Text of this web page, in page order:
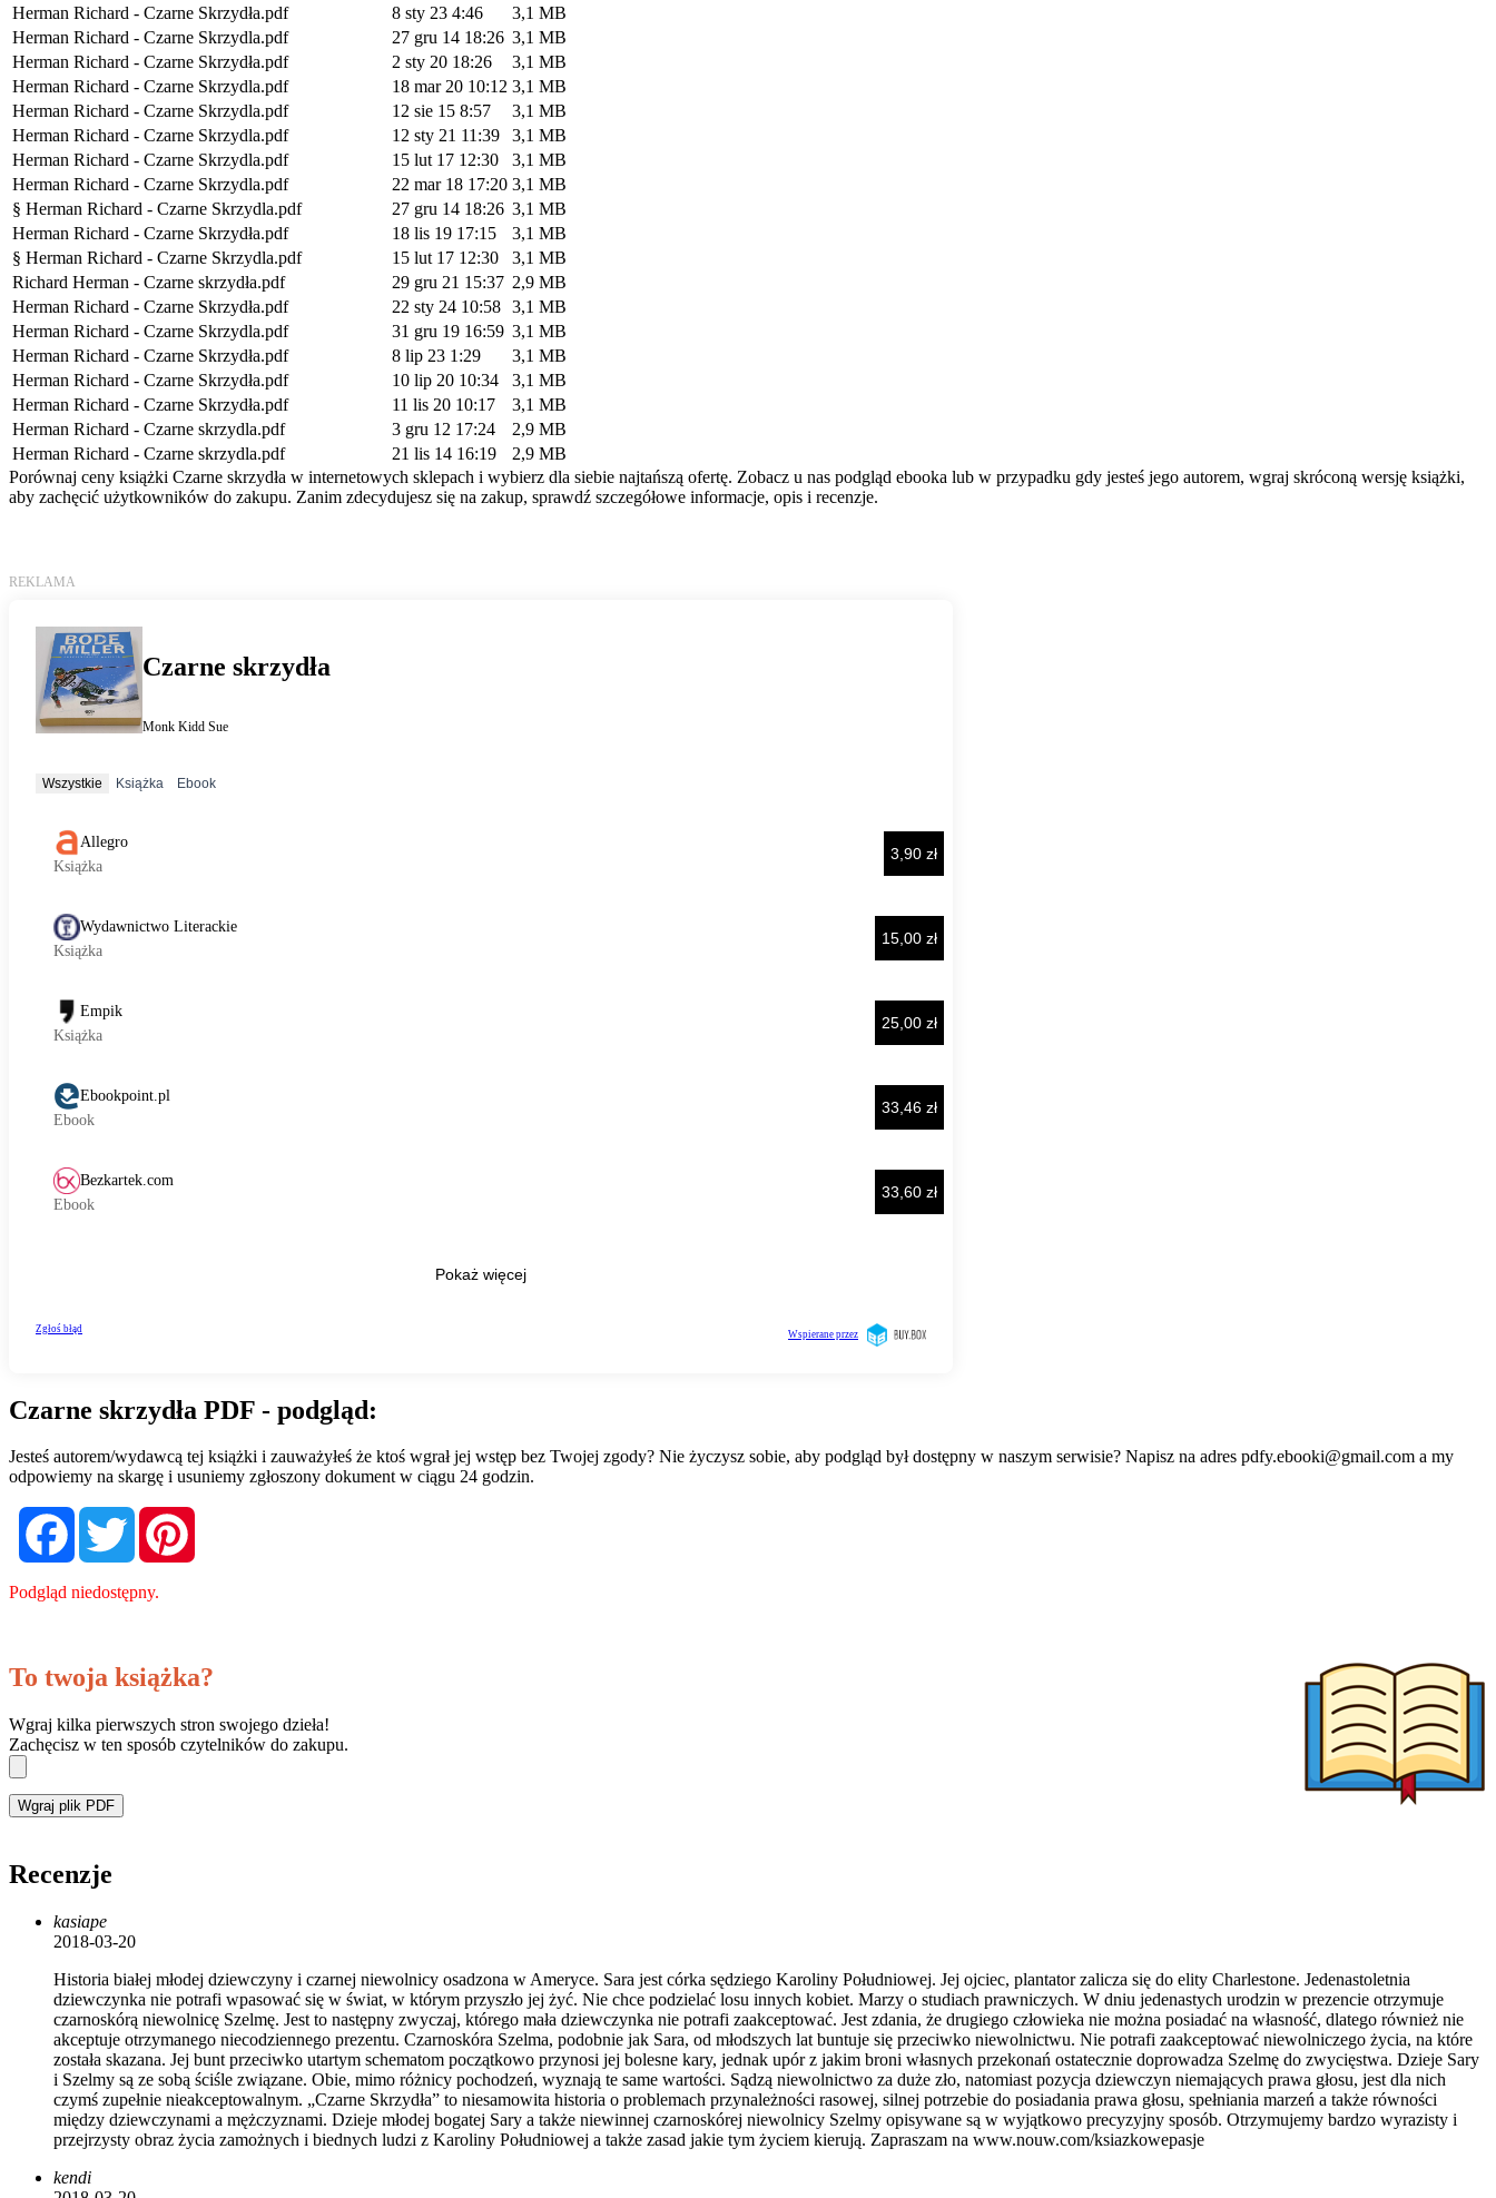
Herman Richard - Czarne Skrzydła.pdf
8 sty 23 4:46
3,1 MB
Herman Richard - Czarne Skrzydla.pdf
27 gru 14 18:26 3,1 MB
Herman Richard - Czarne Skrzydła.pdf
2 sty 20 18:26
3,1 MB
Herman Richard - Czarne Skrzydla.pdf
18 mar 20 10:12 3,1 MB
Herman Richard - Czarne Skrzydla.pdf
12 sie 15 8:57
3,1 MB
Herman Richard - Czarne Skrzydla.pdf
12 sty 21 11:39
3,1 MB
Herman Richard - Czarne Skrzydla.pdf
15 lut 17 12:30
3,1 MB
Herman Richard - Czarne Skrzydla.pdf
22 mar 18 17:20 3,1 MB
§ Herman Richard - Czarne Skrzydla.pdf
27 gru 14 18:26 3,1 MB
Herman Richard - Czarne Skrzydła.pdf
18 lis 19 17:15
3,1 MB
§ Herman Richard - Czarne Skrzydla.pdf
15 lut 17 12:30
3,1 MB
Richard Herman - Czarne skrzydła.pdf
29 gru 21 15:37 2,9 MB
Herman Richard - Czarne Skrzydła.pdf
22 sty 24 10:58 3,1 MB
Herman Richard - Czarne Skrzydla.pdf
31 gru 19 16:59 3,1 MB
Herman Richard - Czarne Skrzydła.pdf
8 lip 23 1:29
3,1 MB
Herman Richard - Czarne Skrzydła.pdf
10 lip 20 10:34
3,1 MB
Herman Richard - Czarne Skrzydła.pdf
11 lis 20 10:17
3,1 MB
Herman Richard - Czarne skrzydla.pdf
3 gru 12 17:24
2,9 MB
Herman Richard - Czarne skrzydla.pdf
21 lis 14 16:19
2,9 MB
Porównaj ceny książki Czarne skrzydła w internetowych sklepach i wybierz dla siebie najtańszą ofertę. Zobacz u nas podgląd ebooka lub w przypadku gdy jesteś jego autorem, wgraj skróconą wersję książki,
aby zachęcić użytkowników do zakupu. Zanim zdecydujesz się na zakup, sprawdź szczegółowe informacje, opis i recenzje.
Czarne skrzydła PDF - podgląd:
Jesteś autorem/wydawcą tej książki i zauważyłeś że ktoś wgrał jej wstęp bez Twojej zgody? Nie życzysz sobie, aby podgląd był dostępny w naszym serwisie? Napisz na adres pdfy.ebooki@gmail.com a my
odpowiemy na skargę i usuniemy zgłoszony dokument w ciągu 24 godzin.
FacebookTwitter
Podgląd niedostępny.
To twoja książka?
Wgraj kilka pierwszych stron swojego dzieła!
Zachęcisz w ten sposób czytelników do zakupu.
Wgraj plik PDF
Recenzje
kasiape
2018-03-20
Historia białej młodej dziewczyny i czarnej niewolnicy osadzona w Ameryce. Sara jest córka sędziego Karoliny Południowej. Jej ojciec, plantator zalicza się do elity Charlestone. Jedenastoletnia
dziewczynka nie potrafi wpasować się w świat, w którym przyszło jej żyć. Nie chce podzielać losu innych kobiet. Marzy o studiach prawniczych. W dniu jedenastych urodzin w prezencie otrzymuje
czarnoskórą niewolnicę Szelmę. Jest to następny zwyczaj, którego mała dziewczynka nie potrafi zaakceptować. Jest zdania, że drugiego człowieka nie można posiadać na własność, dlatego również nie
akceptuje otrzymanego niecodziennego prezentu. Czarnoskóra Szelma, podobnie jak Sara, od młodszych lat buntuje się przeciwko niewolnictwu. Nie potrafi zaakceptować niewolniczego życia, na które
została skazana. Jej bunt przeciwko utartym schematom początkowo przynosi jej bolesne kary, jednak upór z jakim broni własnych przekonań ostatecznie doprowadza Szelmę do zwycięstwa. Dzieje Sary
i Szelmy są ze sobą ściśle związane. Obie, mimo różnicy pochodzeń, wyznają te same wartości. Sądzą niewolnictwo za duże zło, natomiast pozycja dziewczyn niemających prawa głosu, jest dla nich
czymś zupełnie nieakceptowalnym. „Czarne Skrzydła” to niesamowita historia o problemach przynależności rasowej, silnej potrzebie do posiadania prawa głosu, spełniania marzeń a także równości
między dziewczynami a mężczyznami. Dzieje młodej bogatej Sary a także niewinnej czarnoskórej niewolnicy Szelmy opisywane są w wyjątkowo precyzyjny sposób. Otrzymujemy bardzo wyrazisty i
przejrzysty obraz życia zamożnych i biednych ludzi z Karoliny Południowej a także zasad jakie tym życiem kierują. Zapraszam na www.nouw.com/ksiazkowepasje
kendi